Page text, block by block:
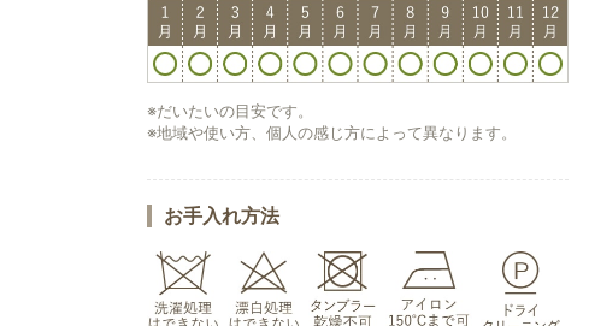
※だいたいの目安です。
※地域や使い方、個人の感じ方によって異なります。
お手入れ方法